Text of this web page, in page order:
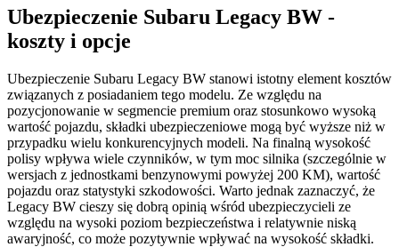
Ubezpieczenie Subaru Legacy BW -
koszty i opcje
Ubezpieczenie Subaru Legacy BW stanowi istotny element kosztów
związanych z posiadaniem tego modelu. Ze względu na
pozycjonowanie w segmencie premium oraz stosunkowo wysoką
wartość pojazdu, składki ubezpieczeniowe mogą być wyższe niż w
przypadku wielu konkurencyjnych modeli. Na finalną wysokość
polisy wpływa wiele czynników, w tym moc silnika (szczególnie w
wersjach z jednostkami benzynowymi powyżej 200 KM), wartość
pojazdu oraz statystyki szkodowości. Warto jednak zaznaczyć, że
Legacy BW cieszy się dobrą opinią wśród ubezpieczycieli ze
względu na wysoki poziom bezpieczeństwa i relatywnie niską
awaryjność, co może pozytywnie wpływać na wysokość składki.